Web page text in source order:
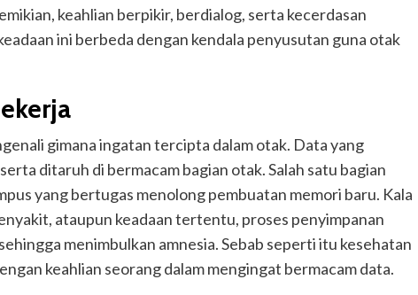
keahlian berpikir, berdialog, serta kecerdasan
ini berbeda dengan kendala penyusutan guna otak
gimana ingatan tercipta dalam otak. Data yang
ditaruh di bermacam bagian otak. Salah satu bagian
yang bertugas menolong pembuatan memori baru. Kala
ataupun keadaan tertentu, proses penyimpanan
menimbulkan amnesia. Sebab seperti itu kesehatan
keahlian seorang dalam mengingat bermacam data.